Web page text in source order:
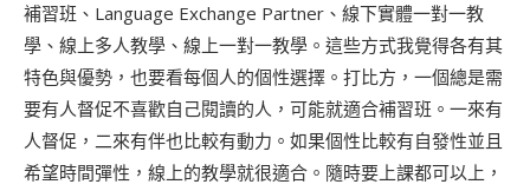
補習班、Language Exchange Partner、線下實體一對一教
學、線上多人教學、線上一對一教學。這些方式我覺得各有其
特色與優勢，也要看每個人的個性選擇。打比方，一個總是需
要有人督促不喜歡自己閱讀的人，可能就適合補習班。一來有
人督促，二來有伴也比較有動力。如果個性比較有自發性並且
希望時間彈性，線上的教學就很適合。隨時要上課都可以上，